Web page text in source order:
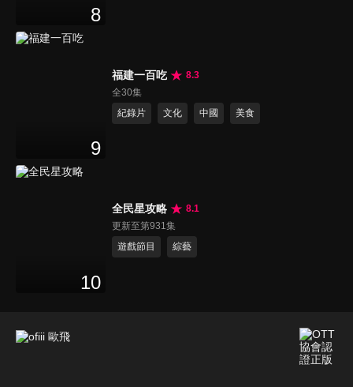
8
9
福建一百吃
8.3
全30集
紀錄片
文化 中國 美食
10
全民星攻略
8.1
更新至第931集
遊戲節目
綜藝